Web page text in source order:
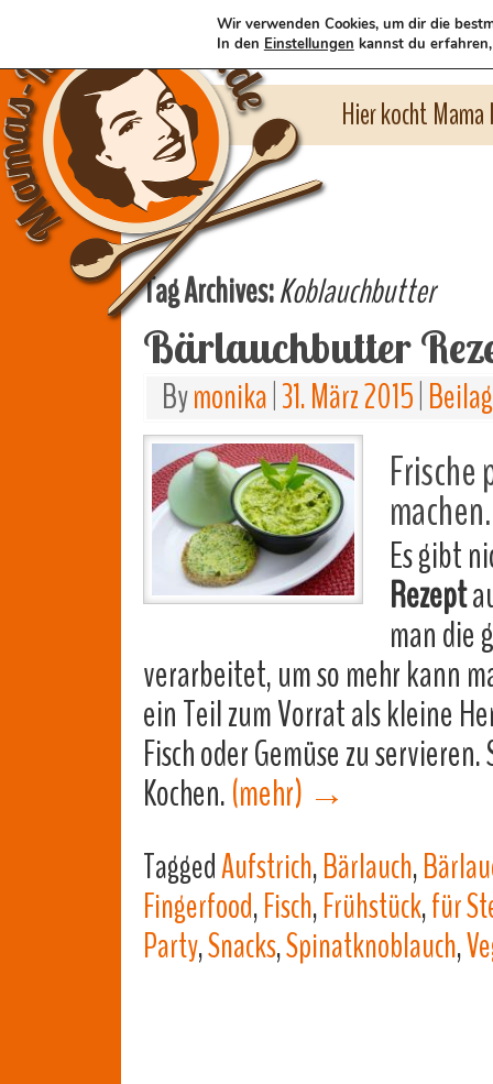
Hier kocht
Tag Archives:Koblauchbutter
Bärlauchbutter
Bymonika 31. März 2015
machen.
Es gibt
Rezept
man die
verarbeitet, um so mehr kann
ein Teil zum Vorrat als kleine
Fisch oder Gemüse zu
Kochen.(mehr) →
TaggedAufstrich,Bärlauch,
Fingerfood,Fisch,Frühstück,für
Party,Snacks,Spinatknoblauch,
Wir verwenden Cookies, um dir die
In den Einstellungen kannst du